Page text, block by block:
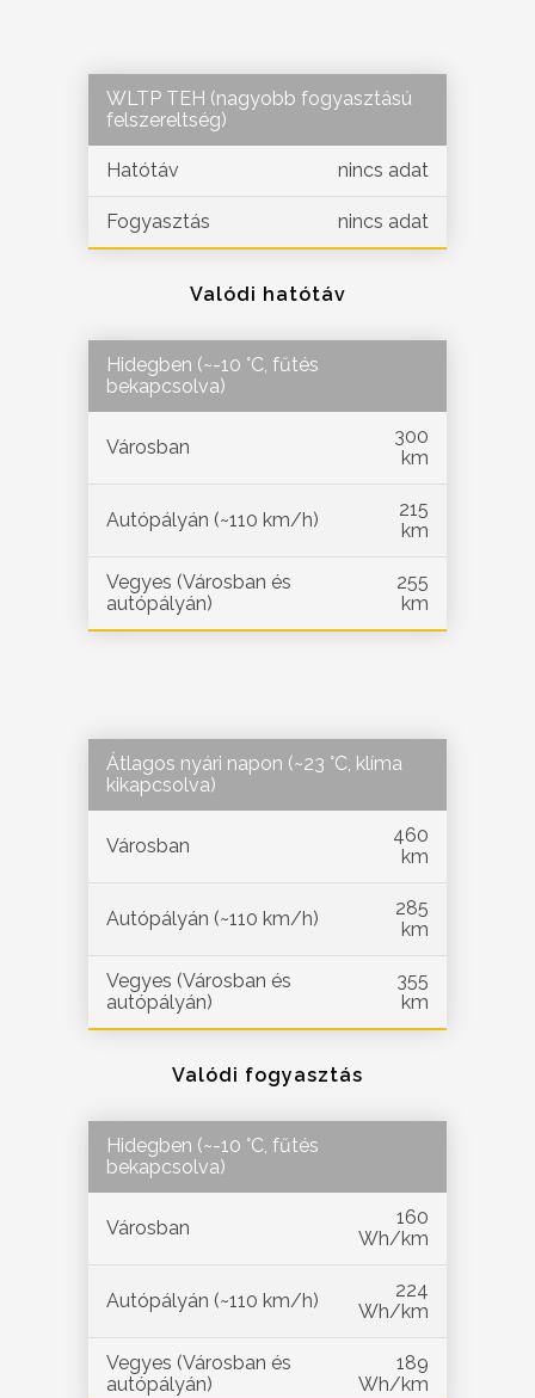
WLTP TEH (nagyobb fogyasztású
felszereltség)
Hatótáv nincs adat
Fogyasztás nincs adat
Valódi hatótáv
Hidegben (~-10 °C, fűtés
bekapcsolva)
Városban
300
km
Autópályán (~110 km/h)
215
km
Vegyes (Városban és
autópályán)
255
km
Átlagos nyári napon (~23 °C, klíma
kikapcsolva)
Városban
460
km
Autópályán (~110 km/h)
285
km
Vegyes (Városban és
autópályán)
355
km
Valódi fogyasztás
Hidegben (~-10 °C, fűtés
bekapcsolva)
Városban
160
Wh/km
Autópályán (~110 km/h)
224
Wh/km
Vegyes (Városban és
autópályán)
189
Wh/km